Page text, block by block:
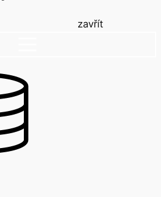
zavřít